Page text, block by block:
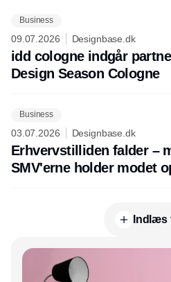
Business
09.07.2026 Designbase.dk
idd cologne indgår
Design Season Cologne
Business
03.07.2026 Designbase.dk
Erhvervstilliden falder –
SMV'erne holder modet
Indlæs